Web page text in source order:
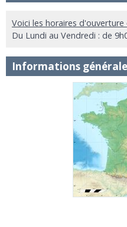
Voici les horaires
Du Lundi au Vendredi : de
Informations